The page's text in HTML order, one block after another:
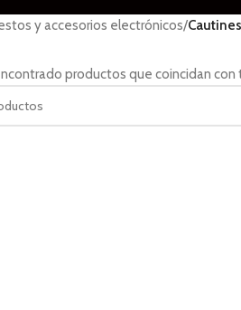
y accesorios electrónicos/Cautines
productos que coincidan con